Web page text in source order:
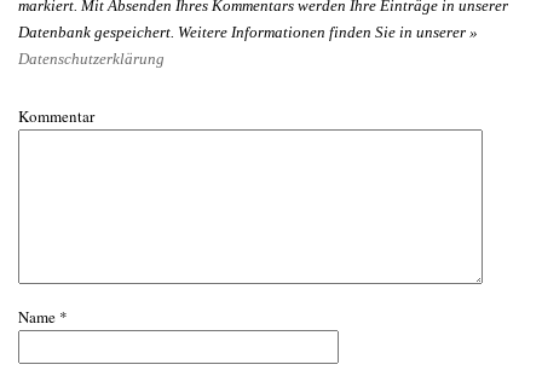
markiert. Mit Absenden Ihres Kommentars werden Ihre Einträge in unserer
Datenbank gespeichert. Weitere Informationen finden Sie in unserer »
Datenschutzerklärung
Kommentar
Name *